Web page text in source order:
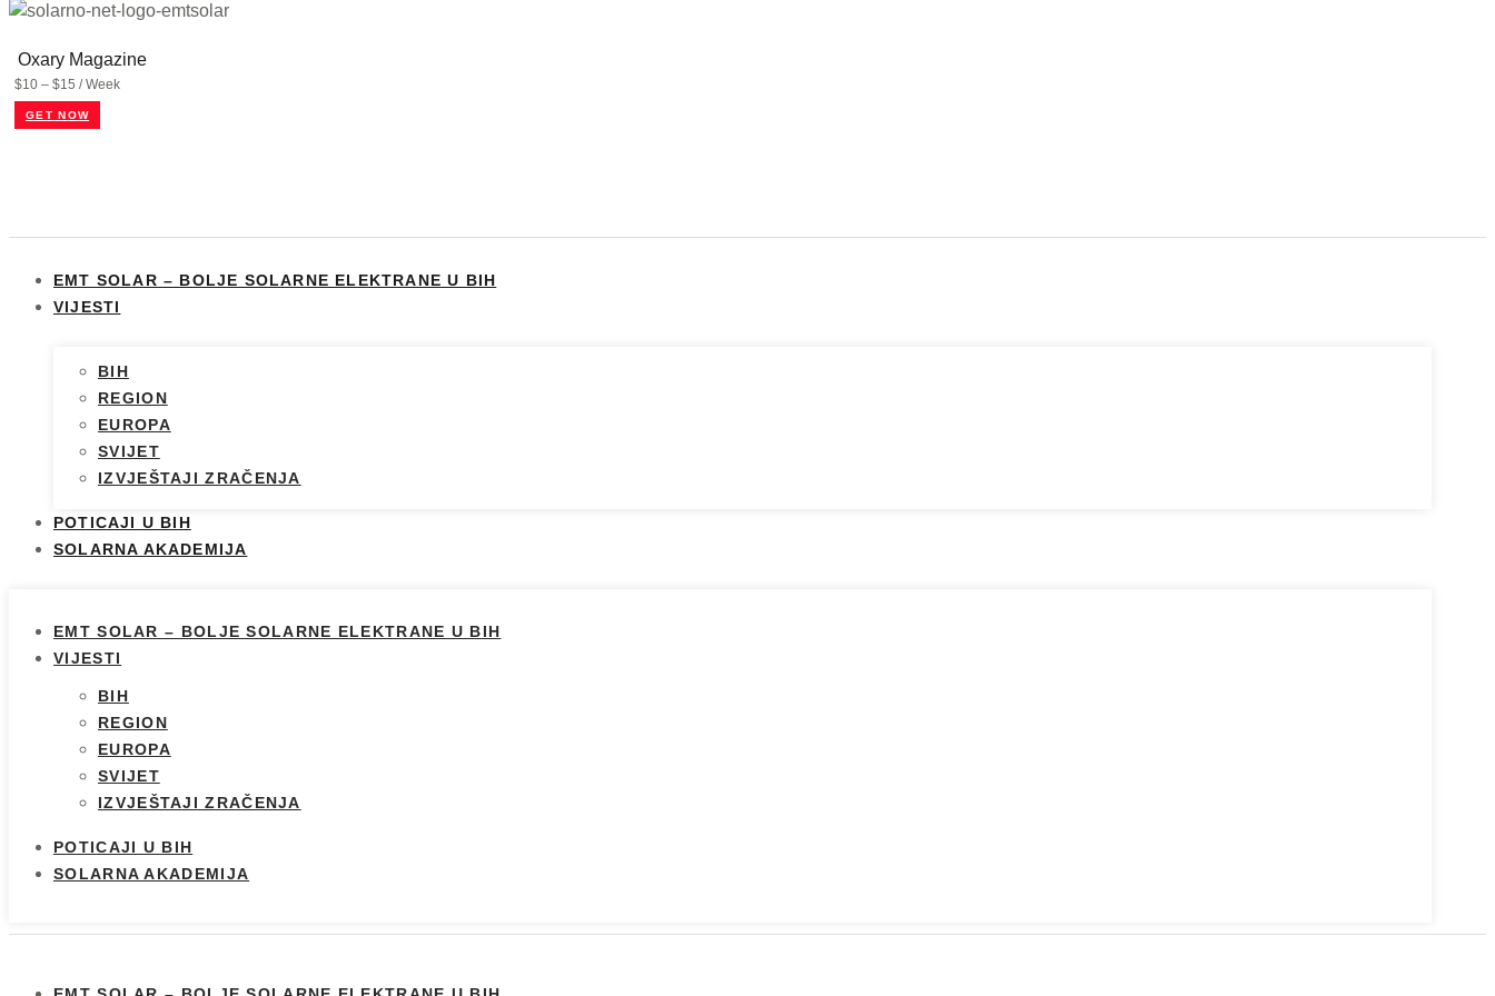
Oxary Magazine
$10 – $15 / Week
GET NOW
EMT SOLAR – BOLJE SOLARNE ELEKTRANE U BIH
VIJESTI
BIH
REGION
EUROPA
SVIJET
IZVJEŠTAJI ZRAČENJA
POTICAJI U BIH
SOLARNA AKADEMIJA
EMT SOLAR – BOLJE SOLARNE ELEKTRANE U BIH
VIJESTI
BIH
REGION
EUROPA
SVIJET
IZVJEŠTAJI ZRAČENJA
POTICAJI U BIH
SOLARNA AKADEMIJA